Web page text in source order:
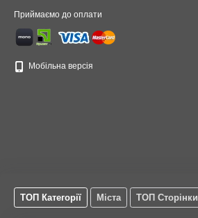
Приймаємо до оплати
Мобільна версія
ТОП Категорії Міста ТОП Сторінки